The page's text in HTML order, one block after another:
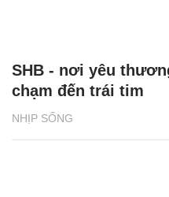
NHỊP SỐNG
SHB - nơi yêu
chạm đến trái tim